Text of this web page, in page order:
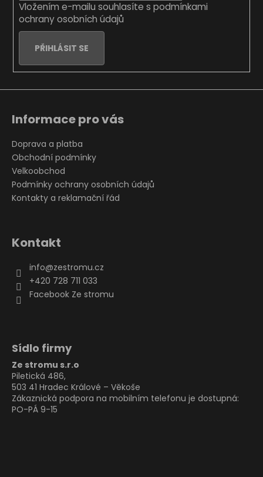
Vložením e-mailu souhlasíte s podmínkami
ochrany osobních údajů
PŘIHLÁSIT SE
Informace pro vás
Doprava a platba
Obchodní podmínky
Velkoobchod
Podmínky ochrany osobních údajů
Kontakty a reklamační řád
Kontakt
info@zestromu.cz
+420 728 711 033
Facebook Ze stromu
Sídlo firmy
Ze stromu s.r.o
Piletická 486,
503 41 Hradec Králové – Věkoše
Zákaznická podpora na mobilním telefonu je dostupná:
PO-PÁ 9-15